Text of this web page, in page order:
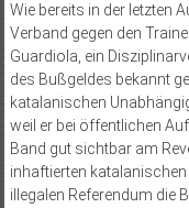
Wie bereits in der letzten
Verband gegen den
Guardiola, ein
des Bußgeldes bekannt
katalanischen
weil er bei öffentlichen
Band gut sichtbar am
inhaftierten
illegalen Referendum die